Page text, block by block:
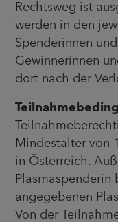
Rechtsweg ist
werden in den
Spenderinnen
Gewinnerinnen
dort nach der
Mindestalter von
in Österreich.
Plasmaspenderin
angegebenen
Von der